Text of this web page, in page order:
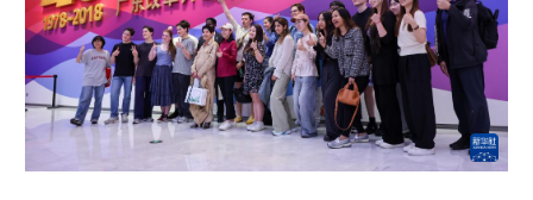
浙江 安徽 福建 江西
山东 河南 湖北 湖南
广东 广西 海南 重庆
四川 贵州 云南 西藏